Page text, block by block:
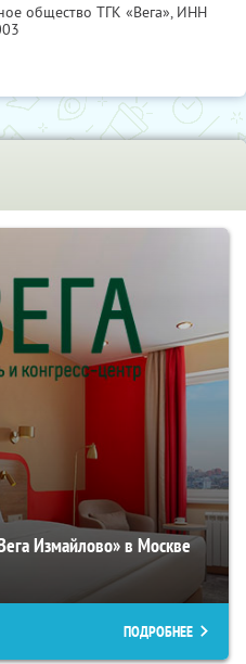
общество ТГК «Вега», ИНН
Измайлово» в Москве
ПОДРОБНЕЕ